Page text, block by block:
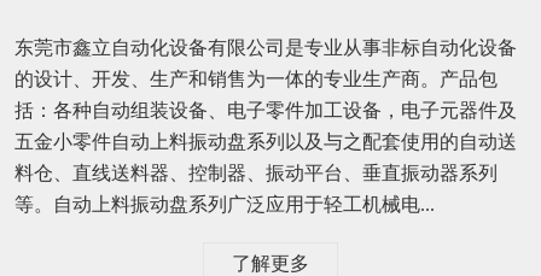
东莞市鑫立自动化设备有限公司是专业从事非标自动化设备
的设计、开发、生产和销售为一体的专业生产商。产品包
括：各种自动组装设备、电子零件加工设备，电子元器件及
五金小零件自动上料振动盘系列以及与之配套使用的自动送
料仓、直线送料器、控制器、振动平台、垂直振动器系列
等。自动上料振动盘系列广泛应用于轻工机械电...
了解更多